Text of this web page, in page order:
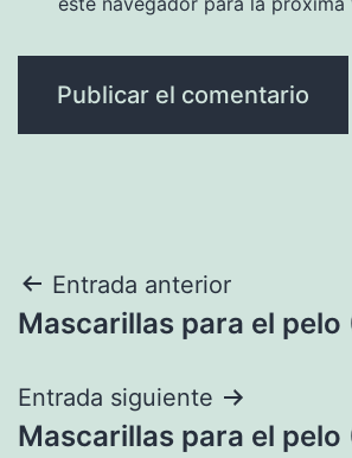
Navegación
de
entradas
Entrada anterior
Mascarillas para el pelo
Entrada siguiente
Mascarillas para el pelo